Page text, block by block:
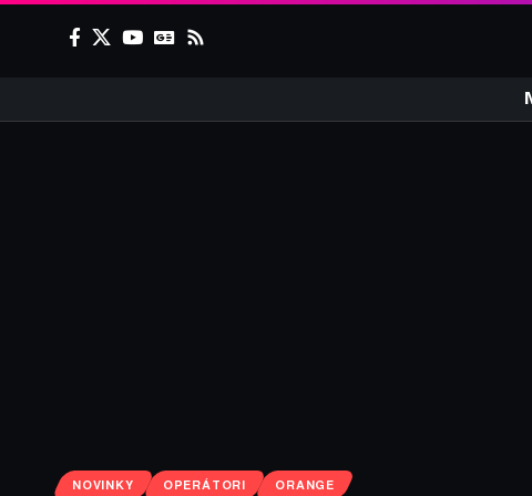
NOVINKY OPERÁTORI ORANGE